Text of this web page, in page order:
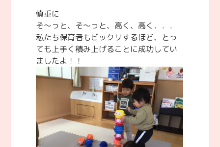
慎重に
そ～っと、そ～っと、高く、高く．．．
私たち保育者もビックリするほど、とっ
ても上手く積み上げることに成功してい
ましたよ！！